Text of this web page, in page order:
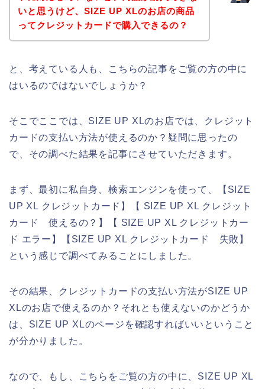
いと思うけど、SIZE UP XLのお店の商品
ってクレジットカードで購入できるの？
と、考えている人も、こちらの記事をご覧の方の中に
はいるのではないでしょうか？
そこでここでは、SIZE UP XLのお店では、クレジット
カードの支払い方法が使えるのか？疑問に思ったの
で、その調べた結果を記事にさせていただきます。
まず、最初に私自身、検索エンジンを使って、【SIZE
UP XL クレジットカード】【 SIZE UP XL クレジット
カード 使えるの？】【 SIZE UP XL クレジットカー
ド エラー】【SIZE UP XL クレジットカード 失敗】
という感じで調べてみることにしました。
その結果、クレジットカードの支払い方法がSIZE UP
XLのお店で使えるのか？それとも使えないのかどうか
は、SIZE UP XLのページを確認すればいいということ
が分かりました。
なので、もし、こちらをご覧の方の中に、SIZE UP XL